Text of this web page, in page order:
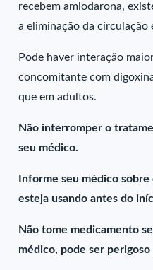
recebem amiodarona,
a eliminação da circulação
Pode haver interação
concomitante com
que em adultos.
Não interromper o
seu médico.
Informe seu médico
esteja usando antes do
Não tome medicamento
médico, pode ser perigoso